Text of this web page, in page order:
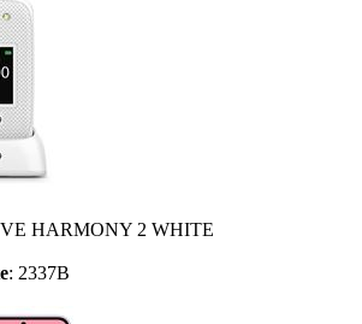
HARMONY 2 WHITE
: 2337B